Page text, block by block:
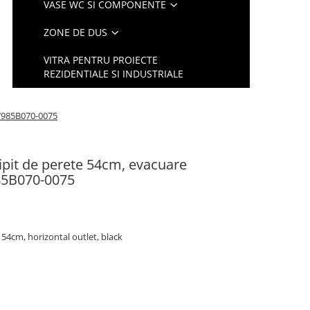
VASE WC SI COMPONENTE
ZONE DE DUS
VITRA PENTRU PROIECTE
REZIDENTIALE SI INDUSTRIALE
0075
de perete 54cm, evacuare
0075
54cm, horizontal outlet, black